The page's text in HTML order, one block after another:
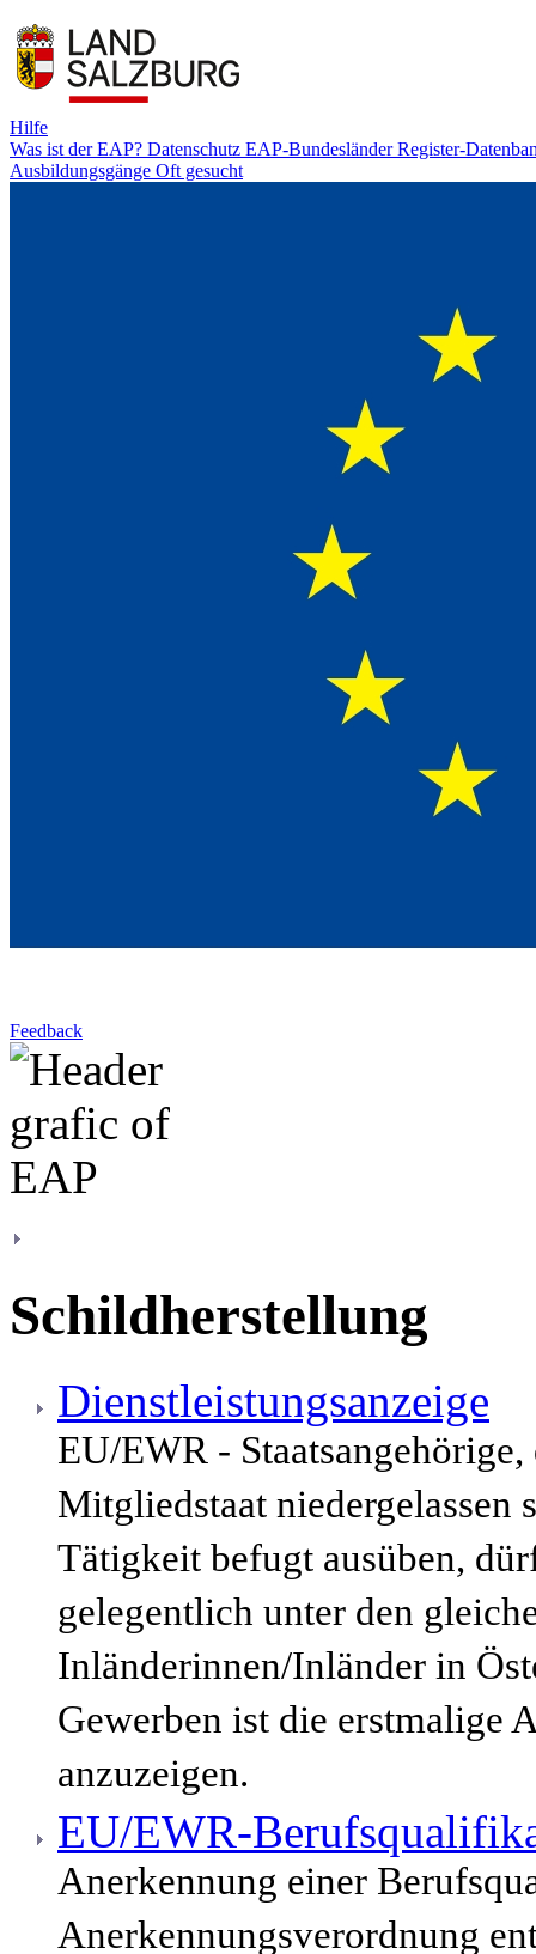
Hilfe
Was ist der EAP? Datenschutz EAP-BundesländerRegister-
Ausbildungsgänge Oft gesucht
Feedback
Schildherstellung
Dienstleistungsanzeige
EU/EWR -
Mitgliedstaat
Tätigkeit befugt ausüben,
gelegentlich unter den
Inländerinnen/Inländer in
Gewerben ist die erstmalige
anzuzeigen.
EU/EWR-
Anerkennung einer
Anerkennungsverordnung